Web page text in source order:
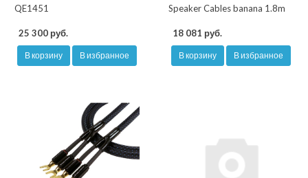
QE1451
25 300 руб.
В корзину В избранное
Speaker Cables banana 1.8m
18 081 руб.
В корзину В избранное